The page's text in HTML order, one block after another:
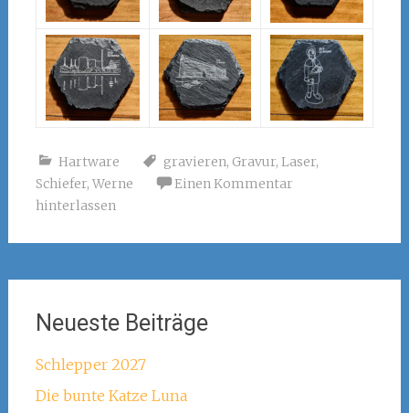
Hartware gravieren, Gravur, Laser,
Schiefer, Werne
Einen Kommentar
hinterlassen
Neueste Beiträge
Schlepper 2027
Die bunte Katze Luna